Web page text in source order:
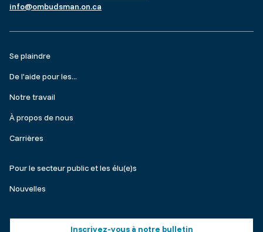
info@ombudsman.on.ca
Footer
menu
Se plaindre
De l'aide pour les...
Notre travail
À propos de nous
Carrières
Make
a
Pour le secteur public et les élu(e)s
Nouvelles
Inscrivez-vous à notre bulletin